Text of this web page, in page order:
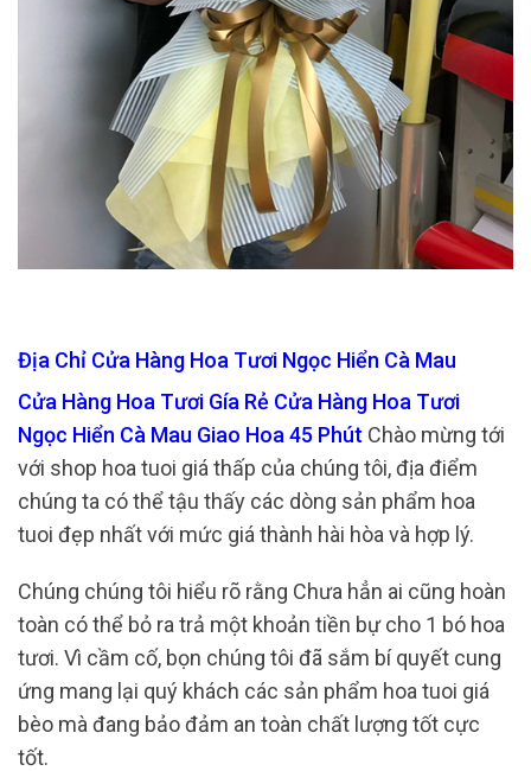
Địa Chỉ Cửa Hàng Hoa Tươi Ngọc Hiển Cà Mau
Cửa Hàng Hoa Tươi Gía Rẻ Cửa Hàng Hoa Tươi
Ngọc Hiển Cà Mau Giao Hoa 45 Phút Chào mừng tới
với shop hoa tuoi giá thấp của chúng tôi, địa điểm
chúng ta có thể tậu thấy các dòng sản phẩm hoa
tuoi đẹp nhất với mức giá thành hài hòa và hợp lý.
Chúng chúng tôi hiểu rõ rằng Chưa hẳn ai cũng hoàn
toàn có thể bỏ ra trả một khoản tiền bự cho 1 bó hoa
tươi. Vì cầm cố, bọn chúng tôi đã sắm bí quyết cung
ứng mang lại quý khách các sản phẩm hoa tuoi giá
bèo mà đang bảo đảm an toàn chất lượng tốt cực
tốt.